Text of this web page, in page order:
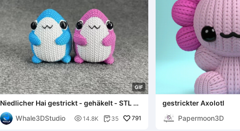
GIF
Niedlicher Hai gestrickt - gehäkelt - STL &
3mf Multicolor
Whale3DStudio
 14.8K  35 791
gestrickter Axolotl
Papermoon3D